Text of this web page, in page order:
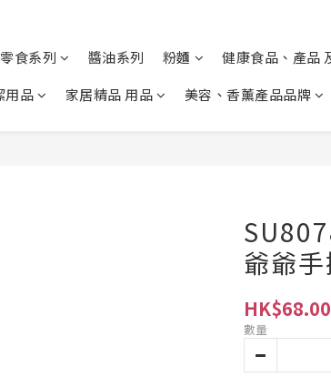
零食系列 醬油系列 粉麵
健康食品、產品
用品 家居精品 用品 美容、香薰產品品牌
爺爺
HK$68.00
數量